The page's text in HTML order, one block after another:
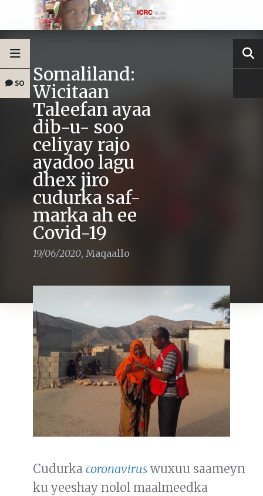
SO Somaliland:
Wicitaan
Taleefan ayaa
dib-u- soo
celiyay rajo
ayadoo lagu
dhex jiro
cudurka saf-
marka ah ee
Covid-19
19/06/2020, Maqaallo
Cudurka coronavirus wuxuu saameyn
ku yeeshay nolol maalmeedka